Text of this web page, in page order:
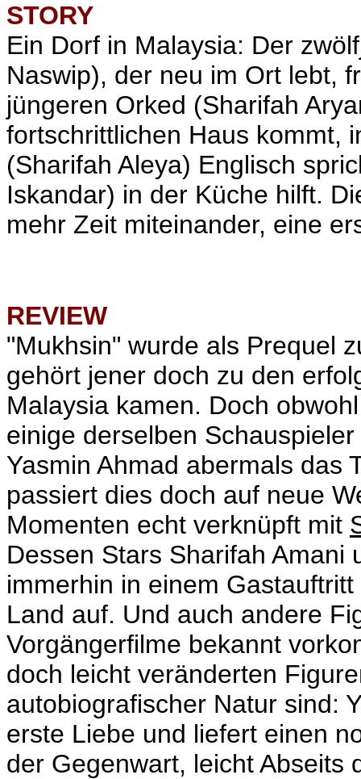
STORY
Ein Dorf in Malaysia: Der
Naswip), der neu im Ort lebt,
jüngeren Orked (Sharifah
fortschrittlichen Haus kommt,
(Sharifah Aleya) Englisch
Iskandar) in der Küche hilft.
mehr Zeit miteinander, eine
REVIEW
"Mukhsin" wurde als Prequel
gehört jener doch zu den
Malaysia kamen. Doch
einige derselben
Yasmin Ahmad abermals das
passiert dies doch auf neue
Momenten echt verknüpft mit
Dessen Stars Sharifah Amani
immerhin in einem
Land auf. Und auch andere
Vorgängerfilme bekannt
doch leicht veränderten
autobiografischer Natur sind:
erste Liebe und liefert einen
der Gegenwart, leicht Abseits